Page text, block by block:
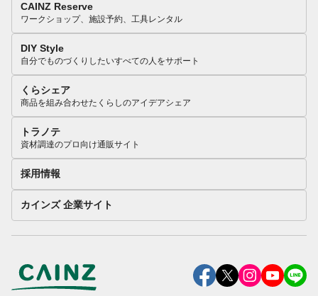
CAINZ Reserve
ワークショップ、施設予約、工具レンタル
DIY Style
自分でものづくりしたいすべての人をサポート
くらシェア
商品を組み合わせたくらしのアイデアシェア
トラノテ
資材調達のプロ向け通販サイト
採用情報
カインズ 企業サイト